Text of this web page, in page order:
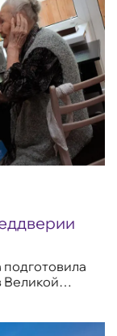
Великой